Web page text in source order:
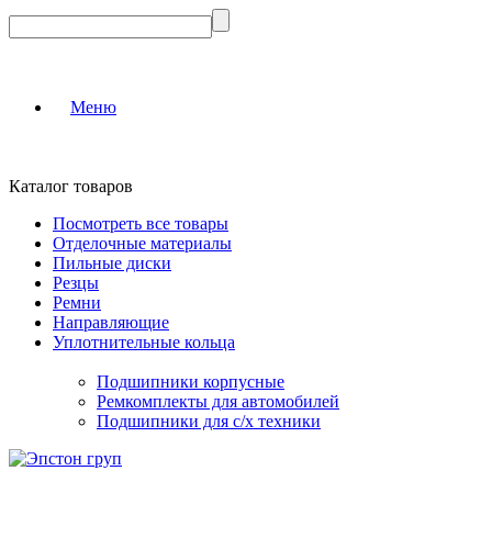
Меню
Каталог товаров
Посмотреть все товары
Отделочные материалы
Пильные диски
Резцы
Ремни
Направляющие
Уплотнительные кольца
Подшипники корпусные
Ремкомплекты для автомобилей
Подшипники для с/х техники